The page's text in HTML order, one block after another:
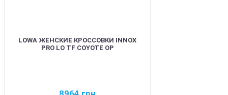
LOWA ЖЕНСКИЕ КРОССОВКИ INNOX
PRO LO TF COYOTE OP